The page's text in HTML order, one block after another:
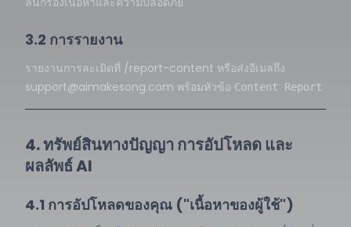
3.2 การรายงาน
รายงานการละเมิดที่ /report-content หรือส่งอีเมลถึง
support@aimakesong.com พร้อมหัวข้อ Content Report
4. ทรัพย์สินทางปัญญา การอัปโหลด และ
ผลลัพธ์ AI
4.1 การอัปโหลดของคุณ ("เนื้อหาของผู้ใช้")